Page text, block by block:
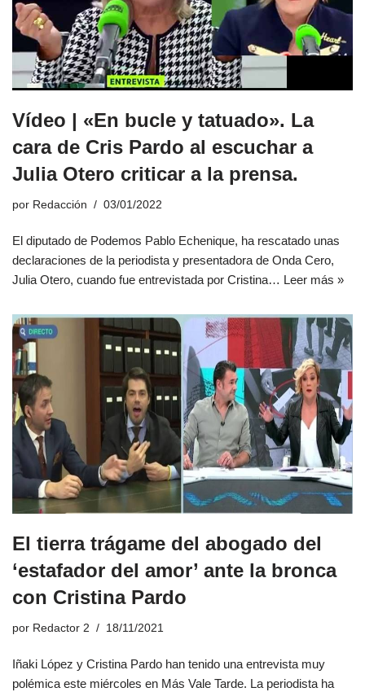
Vídeo | «En bucle y tatuado». La
cara de Cris Pardo al escuchar a
Julia Otero criticar a la prensa.
por Redacción 03/01/2022
El diputado de Podemos Pablo Echenique, ha rescatado unas
declaraciones de la periodista y presentadora de Onda Cero,
Julia Otero, cuando fue entrevistada por Cristina… Leer más »
El tierra trágame del abogado del
‘estafador del amor’ ante la bronca
con Cristina Pardo
por Redactor 2 18/11/2021
Iñaki López y Cristina Pardo han tenido una entrevista muy
polémica este miércoles en Más Vale Tarde. La periodista ha